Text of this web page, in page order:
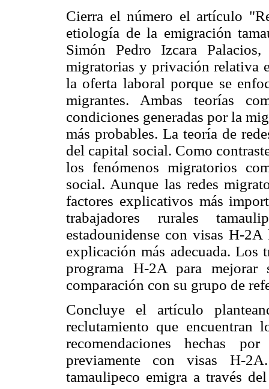
Cierra el número el artículo
etiología de la emigración
Simón Pedro Izcara
migratorias y privación relativa
la oferta laboral porque se
migrantes. Ambas teorías
condiciones generadas por la
más probables. La teoría de
del capital social. Como
los fenómenos migratorios
social. Aunque las redes
factores explicativos más
trabajadores rurales
estadounidense con visas H-
explicación más adecuada. Los
programa H-2A para
comparación con su grupo de
Concluye el artículo
reclutamiento que encuentran
recomendaciones hechas
previamente con visas H-
tamaulipeco emigra a través